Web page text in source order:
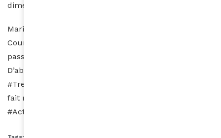
dimension de genre.
Mariée et mère de deux enfants, l’avocate à la Haute
Cour d’Afrique du Sud est aussi une alpiniste
passionnée qui a gravi l’Everest à deux reprises.
D’abord dans le cadre de la campagne
#Trek4Mandela puis du M-Plan de justice sociale, qui
fait régulièrement des randonnées pour la campagne
#Action4Inclusion.